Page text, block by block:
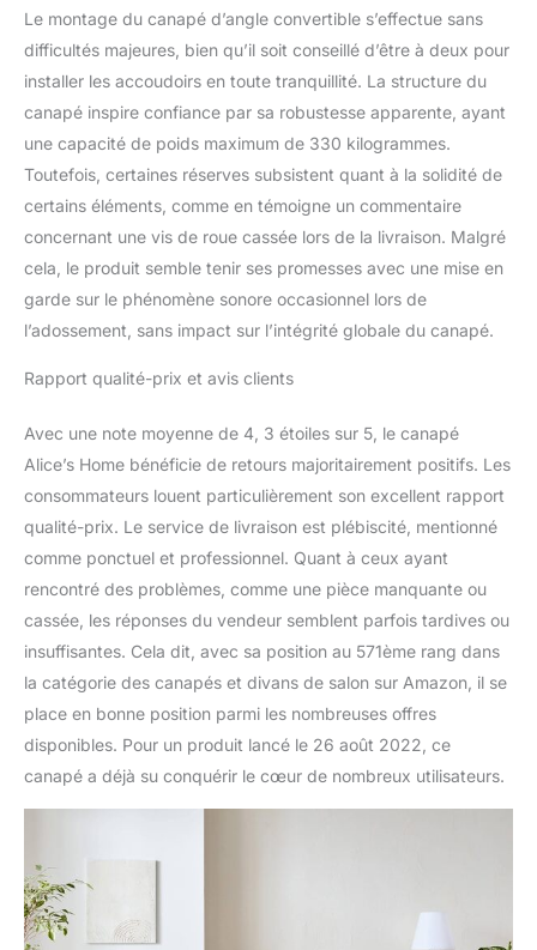
Le montage du canapé d’angle convertible s’effectue sans
difficultés majeures, bien qu’il soit conseillé d’être à deux pour
installer les accoudoirs en toute tranquillité. La structure du
canapé inspire confiance par sa robustesse apparente, ayant
une capacité de poids maximum de 330 kilogrammes.
Toutefois, certaines réserves subsistent quant à la solidité de
certains éléments, comme en témoigne un commentaire
concernant une vis de roue cassée lors de la livraison. Malgré
cela, le produit semble tenir ses promesses avec une mise en
garde sur le phénomène sonore occasionnel lors de
l’adossement, sans impact sur l’intégrité globale du canapé.
Rapport qualité-prix et avis clients
Avec une note moyenne de 4, 3 étoiles sur 5, le canapé
Alice’s Home bénéficie de retours majoritairement positifs. Les
consommateurs louent particulièrement son excellent rapport
qualité-prix. Le service de livraison est plébiscité, mentionné
comme ponctuel et professionnel. Quant à ceux ayant
rencontré des problèmes, comme une pièce manquante ou
cassée, les réponses du vendeur semblent parfois tardives ou
insuffisantes. Cela dit, avec sa position au 571ème rang dans
la catégorie des canapés et divans de salon sur Amazon, il se
place en bonne position parmi les nombreuses offres
disponibles. Pour un produit lancé le 26 août 2022, ce
canapé a déjà su conquérir le cœur de nombreux utilisateurs.